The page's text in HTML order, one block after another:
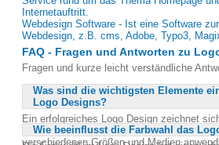
Internetauftritt.
Webdesign Software - Ist eine Software
Webdesign, z.B. cms, Adobe, Typo3,
FAQ - Fragen und Antworten zu
Fragen und kurze leicht verständliche
Was sind die wichtigsten Elemente
Logo Designs?
Ein erfolgreiches Logo Design zeichnet
Einprägsamkeit und Relevanz aus. Es
verschiedenen Größen und Medien
Wie beeinflusst die Farbwahl das